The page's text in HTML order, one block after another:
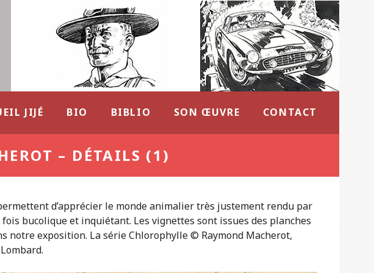
JIJÉ BIO BIBLIO SON ŒUVRE CONTACT
– DÉTAILS (1)
d’apprécier le monde animalier très justement rendu par
fois bucolique et inquiétant. Les vignettes sont issues des planches
notre exposition. La série Chlorophylle © Raymond Macherot,